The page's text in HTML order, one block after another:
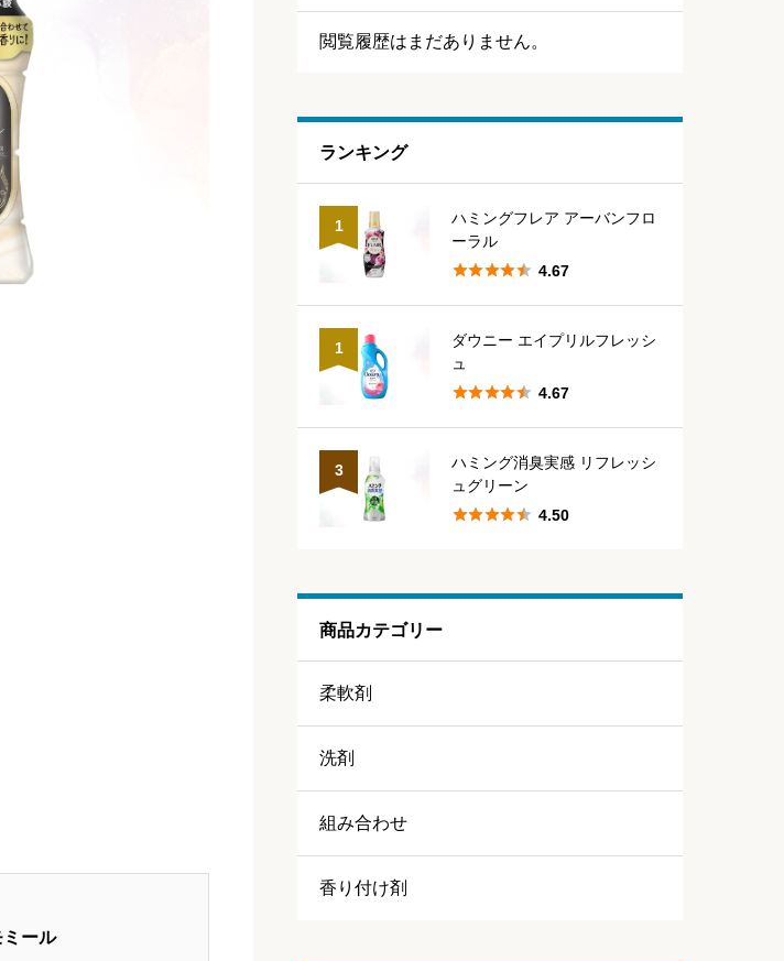
ール
閲覧履歴はまだありません。
ランキング
1
ハミングフレア アーバンフロ
ーラル
 4.67
1
ダウニー エイプリルフレッシ
ュ
 4.67
3
ハミング消臭実感 リフレッシ
ュグリーン
 4.50
商品カテゴリー
柔軟剤
洗剤
組み合わせ
香り付け剤